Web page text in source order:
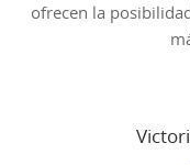
ofrecen la